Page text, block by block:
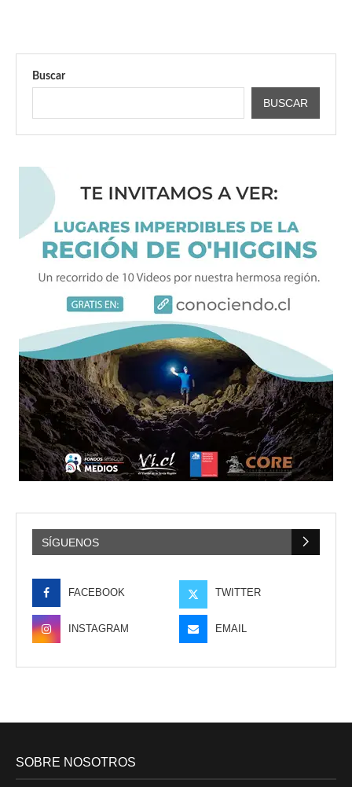
Buscar
BUSCAR
SÍGUENOS
FACEBOOK TWITTER
INSTAGRAM EMAIL
SOBRE NOSOTROS